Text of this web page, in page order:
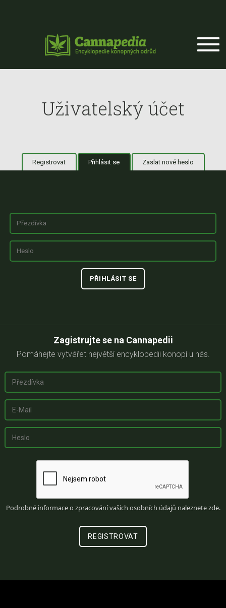
Uživatelský účet
Hlavní záložky
Registrovat Přihlásit se (aktivní záložka)
Zaslat nové heslo
Zagistrujte se na Cannapedii
Pomáhejte vytvářet největší encyklopedii konopí u nás.
Podrobné informace o zpracování vašich osobních údajů naleznetezde.